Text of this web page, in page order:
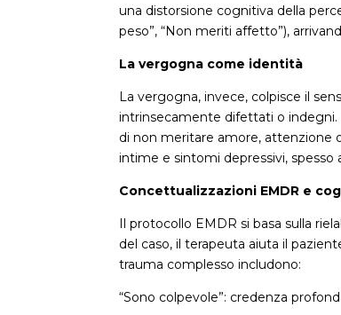
una distorsione cognitiva della
peso”, “Non meriti affetto”),
La vergogna come identità
La vergogna, invece, colpisce il
intrinsecamente difettati o indegni.
di non meritare amore, attenzione
intime e sintomi depressivi,
Concettualizzazioni EMDR e
Il protocollo EMDR si basa sulla
del caso, il terapeuta aiuta il
trauma complesso includono:
“Sono colpevole”: credenza